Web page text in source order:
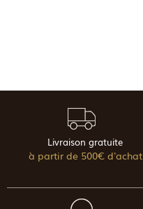
Livraison gratuite
à partir de 500€ d'achat